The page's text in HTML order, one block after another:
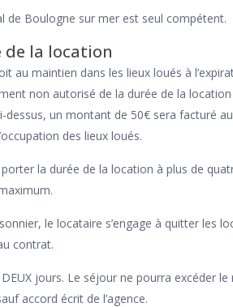
de Boulogne sur mer est seul compétent.
de la location
au maintien dans les lieux loués à
non autorisé de la durée de la
un montant de 50€ sera facturé
des lieux loués.
la durée de la location à plus de
le locataire s’engage à quitter les
contrat.
jours. Le séjour ne pourra excéder
accord écrit de l’agence.